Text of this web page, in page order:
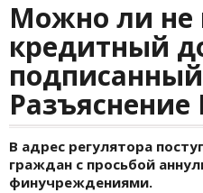
Можно ли не
кредитный
В адрес регулятора
граждан с просьбой
финучреждениями.